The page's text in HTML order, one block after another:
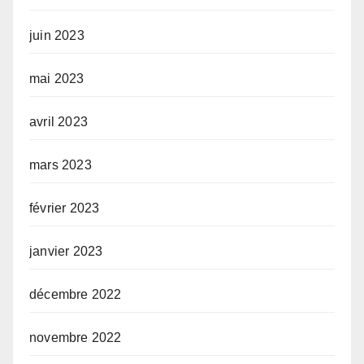
juin 2023
mai 2023
avril 2023
mars 2023
février 2023
janvier 2023
décembre 2022
novembre 2022